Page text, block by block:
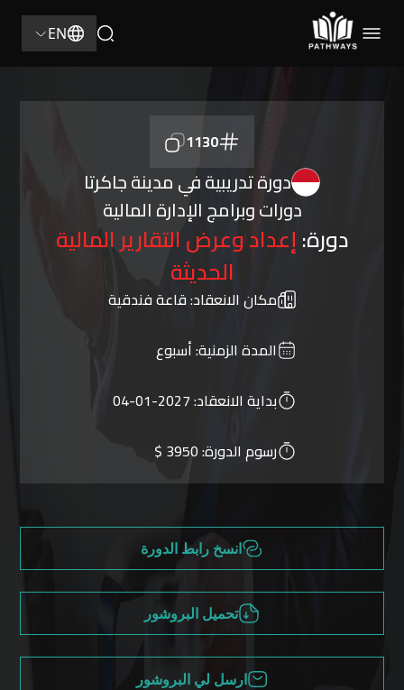
EN
1130
دورة تدريبية في مدينة جاكرتا
دورات وبرامج الإدارة المالية
دورة:إعداد وعرض التقارير المالية
الحديثة
مكان الانعقاد:قاعة فندقية
المدة الزمنية:أسبوع
بداية الانعقاد:2027-01-04
رسوم الدورة:3950 $
انسخ رابط الدورة
تحميل البروشور
ارسل لي البروشور